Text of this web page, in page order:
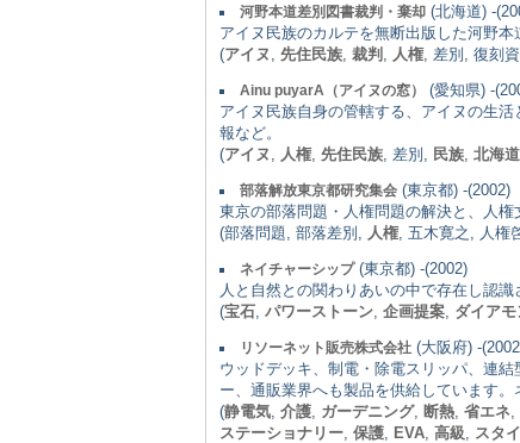
河野本道差別図書裁判・棄却 (北海道) -
アイヌ民族のカルテを無断出版した河野
(アイヌ 先住民族 裁判 人権 , 差別, 復刻
Ainu puyarA（アイヌの窓）
(愛知県) -
アイヌ民族自身の管轄する、アイヌの生
報など。
(アイヌ 人権 先住民族 , 差別, 民族 北海道
部落解放東京都研究集会 (東京都) -(2002)
東京の部落問題・人権問題の解決と、人
(部落問題, 部落差別,
人権 , 五木寛之, 人
ネイチャーシップ(東京都) -(2002)
人と自然との関わりあいの中で存在し認
(宝石 パワーストーン 企画提案 ダイアモ
リソーネット販売株式会社 (大阪府) -
ウッドデッキ、制電・除電スリッパ、連
ー、通販業界へも製品を供給しています
(静電気 介護 ガーデニング, 断熱 省エネ
ステーショナリー 保護 EVA 高級 スタ